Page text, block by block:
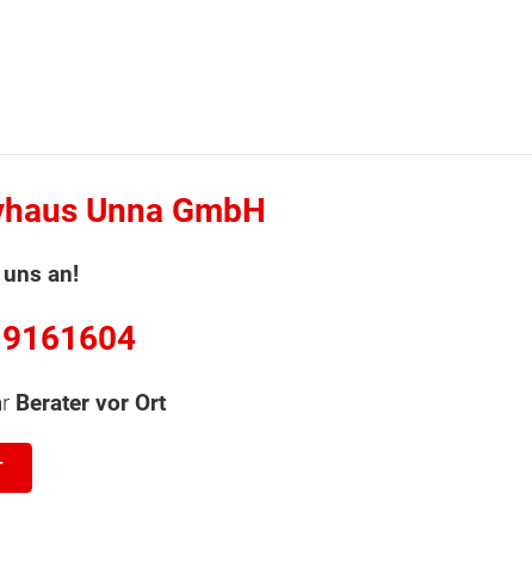
Unna GmbH
an!
Berater vor Ort